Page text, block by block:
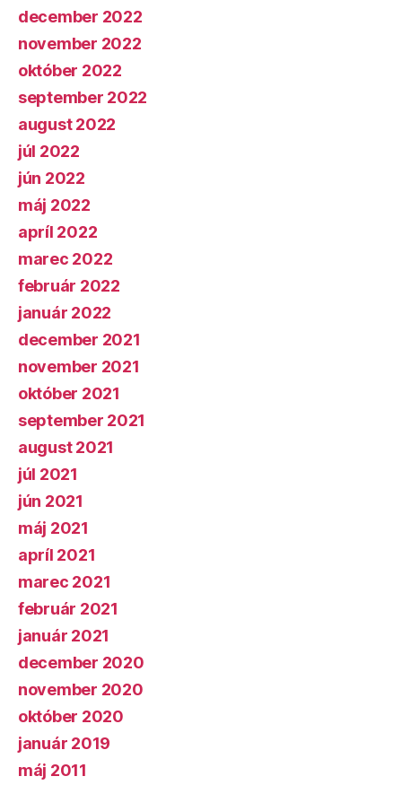
december 2022
november 2022
október 2022
september 2022
august 2022
júl 2022
jún 2022
máj 2022
apríl 2022
marec 2022
február 2022
január 2022
december 2021
november 2021
október 2021
september 2021
august 2021
júl 2021
jún 2021
máj 2021
apríl 2021
marec 2021
február 2021
január 2021
december 2020
november 2020
október 2020
január 2019
máj 2011